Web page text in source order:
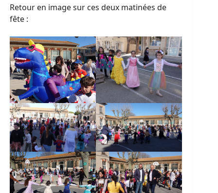
Retour en image sur ces deux matinées de
fête :